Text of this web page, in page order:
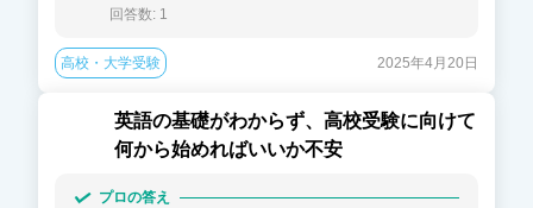
回答数: 1
高校・大学受験 2025年4月20日
英語の基礎がわからず、高校受験に向けて
何から始めればいいか不安
プロの答え